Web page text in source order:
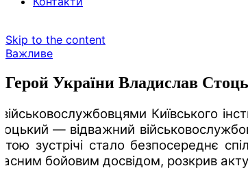
Skip to the content
Важливе
Герой України Владислав
Київського
— відважний
зустрічі стало безпосереднє
бойовим досвідом, розкрив